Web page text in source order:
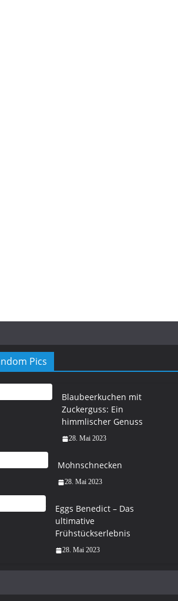
Pics
Blaubeerkuchen mit
Zuckerguss: Ein
himmlischer Genuss
28. Mai 2023
Mohnschnecken
28. Mai 2023
Eggs Benedict – Das
ultimative
Frühstückserlebnis
28. Mai 2023